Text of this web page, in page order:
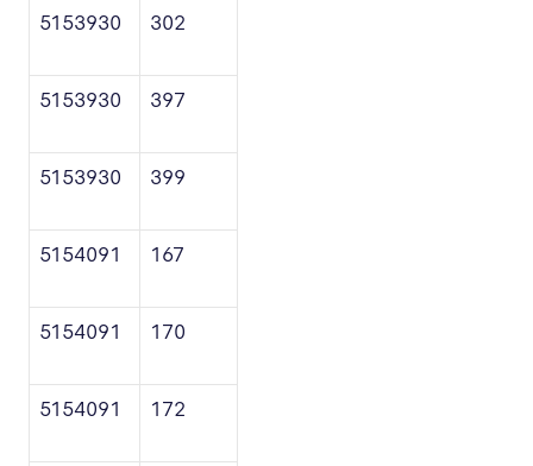
5153930 302
5153930 397
5153930 399
5154091 167
5154091 170
5154091 172